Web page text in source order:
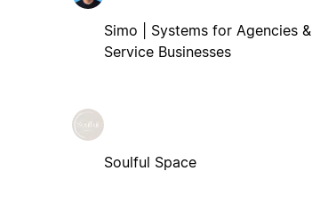
Simo | Systems for Agencies &
Service Businesses
Soulful Space